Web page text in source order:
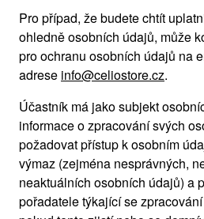
Pro případ, že budete chtít
ohledně osobních údajů, může
pro ochranu osobních údajů na
adrese info@celiostore.cz.
Účastník má jako subjekt
informace o zpracování svých
požadovat přístup k osobním
výmaz (zejména nesprávných,
neaktuálních osobních údajů) a
pořadatele týkající se